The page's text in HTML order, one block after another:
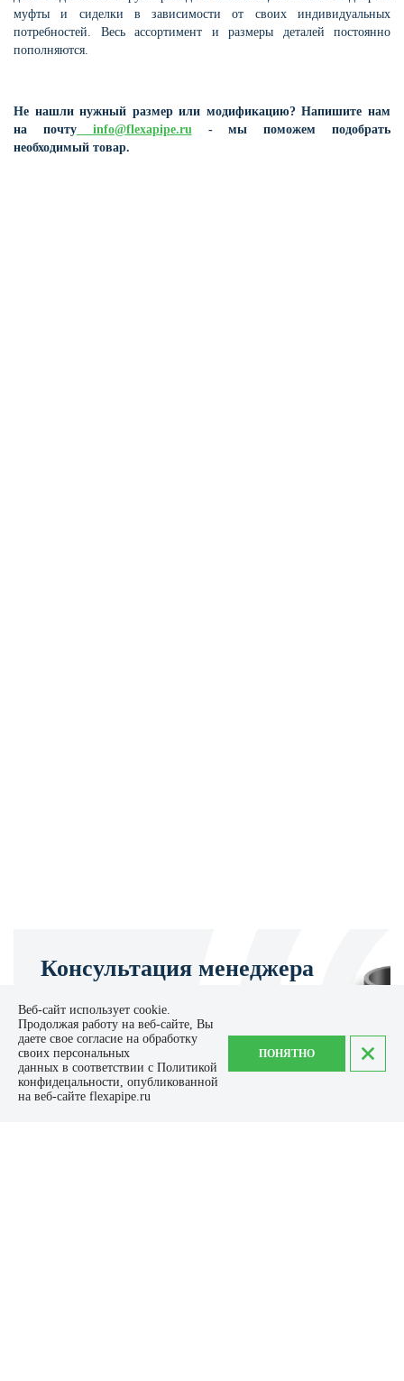
муфты и сиделки в зависимости от своих индивидуальных
потребностей. Весь ассортимент и размеры деталей постоянно
пополняются.
Не нашли нужный размер или модификацию? Напишите нам
на почтуinfo@flexapipe.ru - мы поможем подобрать
необходимый товар.
Консультация менеджера
Задайте свой вопрос нашему менеджеру и он свяжется с
Вами в ближайшее время и ответит на все вопросы
Задать вопрос
Веб-сайт использует cookie.
Продолжая работу на веб-сайте, Вы
даете свое согласие на обработку
своих персональных
данных в соответствии с Политикой
конфидецальности, опубликованной
на веб-сайте flexapipe.ru
ПОНЯТНО